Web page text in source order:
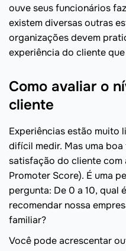
ouve seus funcionários
existem diversas outras
organizações devem
experiência do cliente
Como avaliar o
cliente
Experiências estão muito
difícil medir. Mas uma
satisfação do cliente com
Promoter Score). É uma
pergunta: De 0 a 10, qual
recomendar nossa
familiar?
Você pode acrescentar